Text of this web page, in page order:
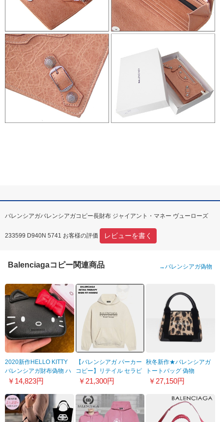
バレンシアガバレンシアガコピー長財布 ジャイアント・マネー ヴューローズ
233599 D940N 5741 お客様の評価 レビューを書く
Balenciagaコピー関連商品 →バレンシアガ偽物
2020新作HELLO KITTY
バレンシアガ財布偽物 ハ
ローキティモチーフ ミニ
6190171CBQ35618
￥14,823円
【バレンシアガ パーカー
コピー】リテイル セラピ
ー ワイド フィット 白
￥21,300円
秋冬新作★バレンシアガ
トートバッグ 偽物
★NAVY CABAS XS バッ
￥27,150円